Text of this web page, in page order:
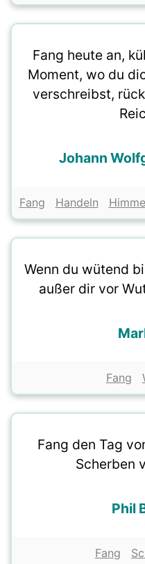
Fang heute an,
Moment, wo du
verschreibst,
Johann
Fang Handeln
Wenn du wütend
außer dir vor
Fang
Fang den Tag
Scherben
Phil
Fang